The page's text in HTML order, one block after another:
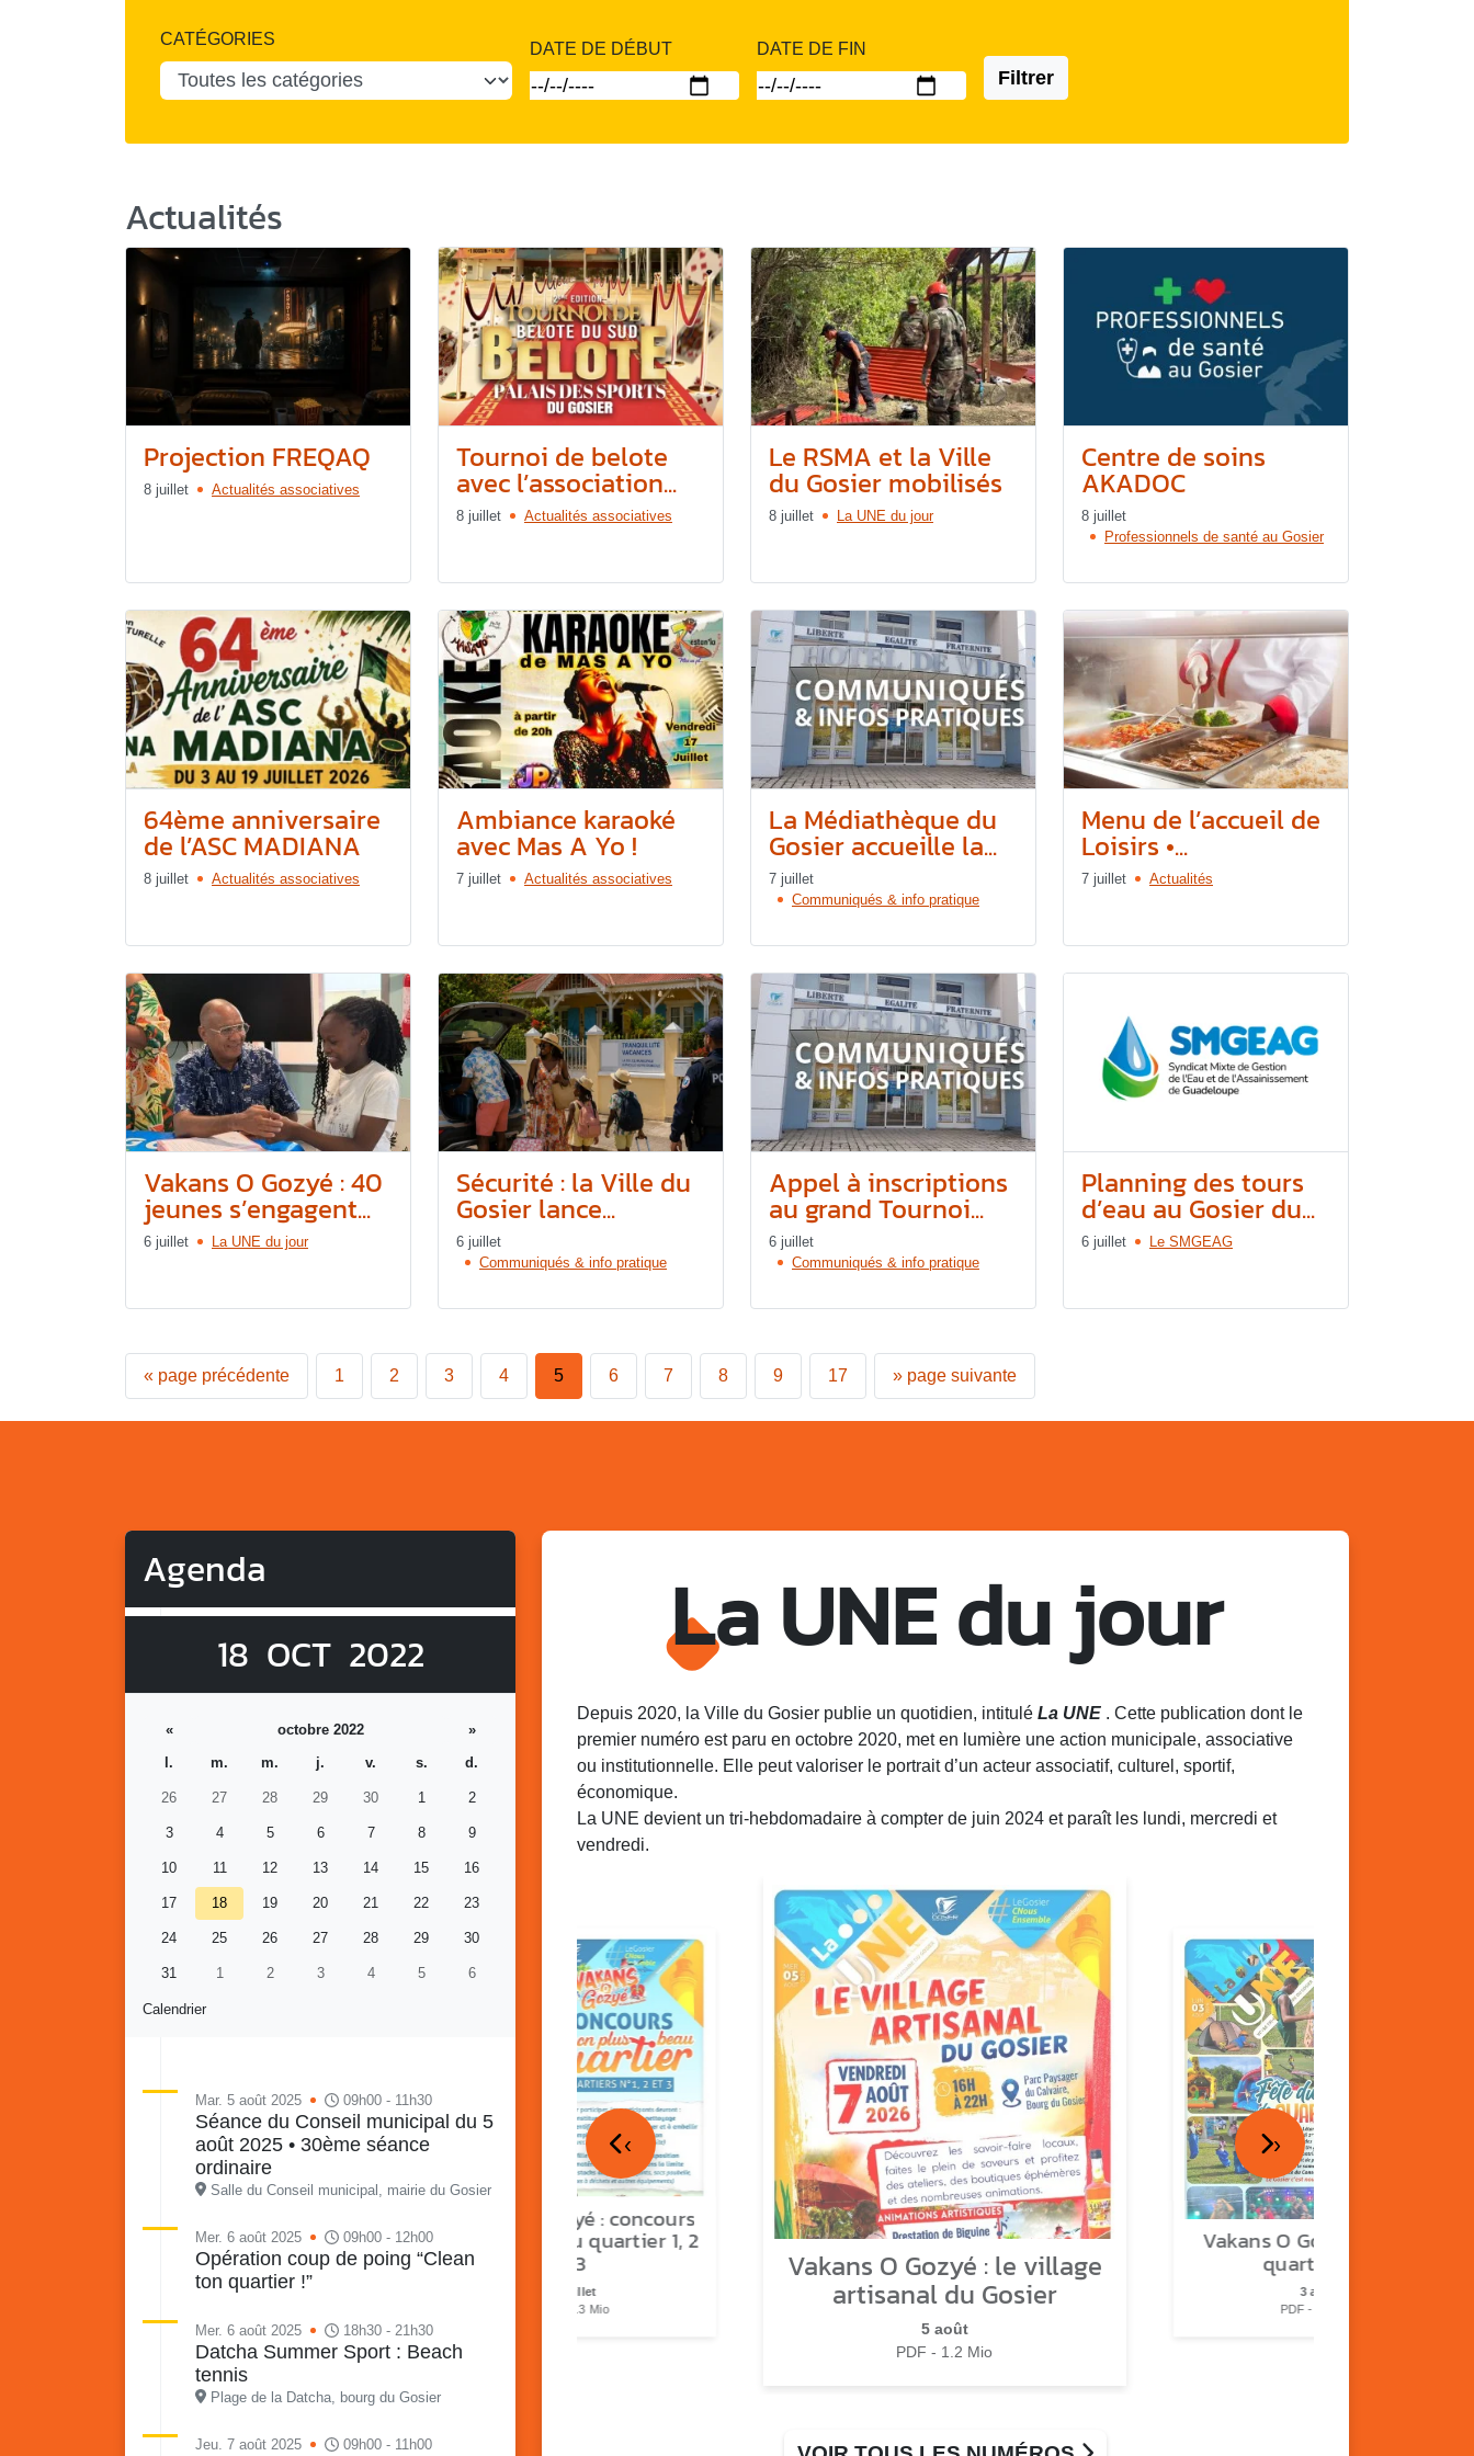
CATÉGORIES
DATE DE DÉBUT DATE DE FIN
Filtrer
Actualités
Projection FREQAQ
8 juillet Actualités associatives
Tournoi de belote
avec l’association...
8 juillet Actualités associatives
Le RSMA et la Ville
du Gosier mobilisés
8 juillet La UNE du jour
Centre de soins
AKADOC
8 juillet
Professionnels de santé au Gosier
64ème anniversaire
de l’ASC MADIANA
8 juillet Actualités associatives
Ambiance karaoké
avec Mas A Yo !
7 juillet Actualités associatives
La Médiathèque du
Gosier accueille la...
7 juillet
Communiqués & info pratique
Menu de l’accueil de
Loisirs •...
7 juillet Actualités
Vakans O Gozyé : 40
jeunes s’engagent...
6 juillet La UNE du jour
Sécurité : la Ville du
Gosier lance...
6 juillet
Communiqués & info pratique
Appel à inscriptions
au grand Tournoi...
6 juillet
Communiqués & info pratique
Planning des tours
d’eau au Gosier du...
6 juillet Le SMGEAG
« page précédente 1 2 3 4 5 6 7 8 9 17 » page suivante
Agenda
18 OCT 2022
Calendrier
« octobre 2022
»
l.
m. m. j. v. s. d.
26 27 28 29 30 1 2
3 4 5 6 7 8 9
10 11 12 13 14 15 16
17 18 19 20 21 22 23
24 25 26 27 28 29 30
31 1 2 3 4 5 6
Mar. 5 août 2025 09h00 - 11h30
Séance du Conseil municipal du 5
août 2025 • 30ème séance
ordinaire
Salle du Conseil municipal, mairie du Gosier
Mer. 6 août 2025 09h00 - 12h00
Opération coup de poing “Clean
ton quartier !”
Mer. 6 août 2025 18h30 - 21h30
Datcha Summer Sport : Beach
tennis
Plage de la Datcha, bourg du Gosier
Jeu. 7 août 2025 09h00 - 11h00
La UNE du jour
Depuis 2020, la Ville du Gosier publie un quotidien, intitulé La UNE . Cette publication dont le
premier numéro est paru en octobre 2020, met en lumière une action municipale, associative
ou institutionnelle. Elle peut valoriser le portrait d’un acteur associatif, culturel, sportif,
économique.
La UNE devient un tri-hebdomadaire à compter de juin 2024 et paraît les lundi, mercredi et
vendredi.
Retour en images sur
Vakans O Gozyé animations
du samedi 18 juillet : Partir
quartier n°3, Gosier beach
summer volley
23 juillet
Vakans o Gozyé : concours
mon plus beau quartier 1, 2
& 3
17 juillet
PDF - 1.3 Mio
Vakans O Gozyé : le village
artisanal du Gosier
5 août
PDF - 1.2 Mio
Vakans O Gozyé : fête de
quartier n°2
3 août
PDF - 2.3 Mio
‹ ›